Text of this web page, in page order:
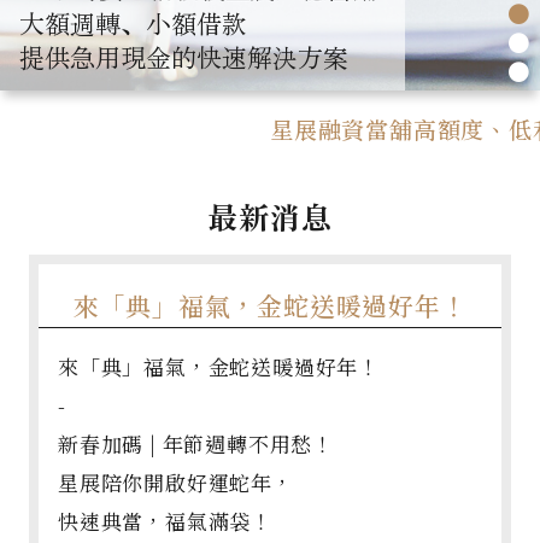
大額週轉、小額借款
提供急用現金的快速解決方案
●
●
●
星展融資當舖高額度、低
最新消息
來「典」福氣，金蛇送暖過好年！
來「典」福氣，金蛇送暖過好年！
-
新春加碼 | 年節週轉不用愁！
星展陪你開啟好運蛇年，
快速典當，福氣滿袋！